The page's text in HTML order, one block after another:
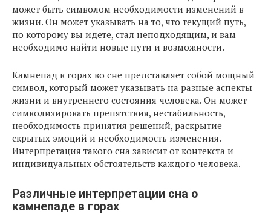
может быть символом необходимости изменений в
жизни. Он может указывать на то, что текущий путь,
по которому вы идете, стал неподходящим, и вам
необходимо найти новые пути и возможности.
Камнепад в горах во сне представляет собой мощный
символ, который может указывать на разные аспекты
жизни и внутреннего состояния человека. Он может
символизировать препятствия, нестабильность,
необходимость принятия решений, раскрытие
скрытых эмоций и необходимость изменения.
Интерпретация такого сна зависит от контекста и
индивидуальных обстоятельств каждого человека.
Различные интерпретации сна о
камнепаде в горах